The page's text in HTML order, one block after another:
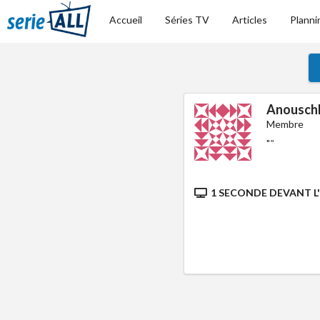
Accueil Séries TV Articles
Membre
""
1 SECONDE DEVANT